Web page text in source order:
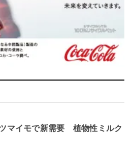
マイモで新需要 植物性ミルク